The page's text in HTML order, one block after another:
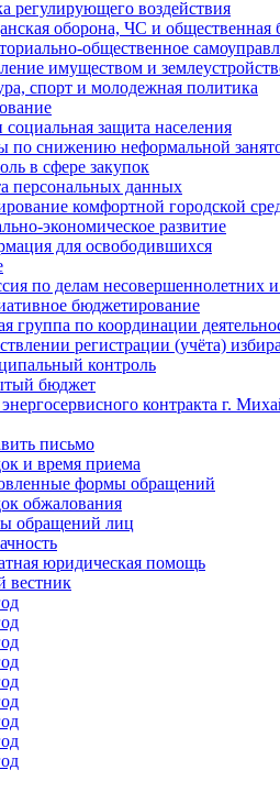
регулирующего воздействия
оборона, ЧС и общественная
общественное
имуществом и
спорт и молодежная политика
социальная защита населения
по снижению неформальной
в сфере закупок
персональных данных
комфортной городской
экономическое развитие
для освободившихся
по делам несовершеннолетних
бюджетирование
группа по координации
регистрации (учёта)
контроль
бюджет
контракта г.
письмо
и время приема
формы обращений
обжалования
обращений лиц
юридическая помощь
вестник